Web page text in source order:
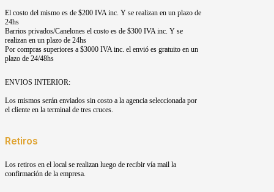
El costo del mismo es de $200 IVA inc. Y se realizan en un plazo de
24hs
Barrios privados/Canelones el costo es de $300 IVA inc. Y se
realizan en un plazo de 24hs
Por compras superiores a $3000 IVA inc. el envió es gratuito en un
plazo de 24/48hs
ENVIOS INTERIOR:
Los mismos serán enviados sin costo a la agencia seleccionada por
el cliente en la terminal de tres cruces.
Retiros
Los retiros en el local se realizan luego de recibir vía mail la
confirmación de la empresa.